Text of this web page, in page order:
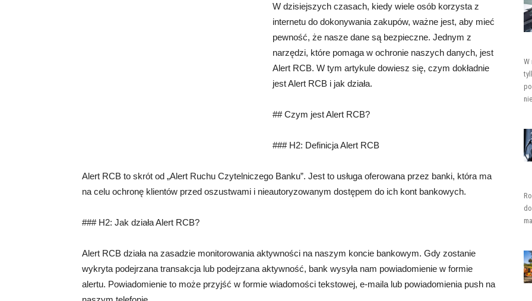
W dzisiejszych czasach, kiedy wiele osób korzysta z
internetu do dokonywania zakupów, ważne jest, aby mieć
pewność, że nasze dane są bezpieczne. Jednym z
narzędzi, które pomaga w ochronie naszych danych, jest
Alert RCB. W tym artykule dowiesz się, czym dokładnie
jest Alert RCB i jak działa.
## Czym jest Alert RCB?
### H2: Definicja Alert RCB
Alert RCB to skrót od „Alert Ruchu Czytelniczego Banku”. Jest to usługa oferowana przez banki, która ma
na celu ochronę klientów przed oszustwami i nieautoryzowanym dostępem do ich kont bankowych.
### H2: Jak działa Alert RCB?
Alert RCB działa na zasadzie monitorowania aktywności na naszym koncie bankowym. Gdy zostanie
wykryta podejrzana transakcja lub podejrzana aktywność, bank wysyła nam powiadomienie w formie
alertu. Powiadomienie to może przyjść w formie wiadomości tekstowej, e-maila lub powiadomienia push na
W